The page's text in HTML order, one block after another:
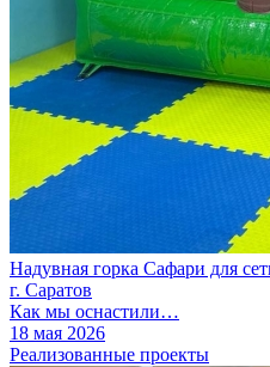
Надувная горка Сафари для
г. Саратов
Как мы оснастили…
18 мая 2026
Реализованные проекты